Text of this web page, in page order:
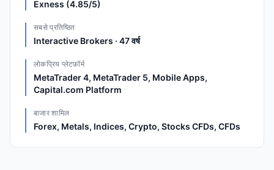
Exness (4.85/5)
सबसे प्रतिष्ठित
Interactive Brokers · 47 वर्ष
लोकप्रिय प्लेटफ़ॉर्म
MetaTrader 4, MetaTrader 5, Mobile Apps,
Capital.com Platform
बाजार शामिल
Forex, Metals, Indices, Crypto, Stocks CFDs, CFDs